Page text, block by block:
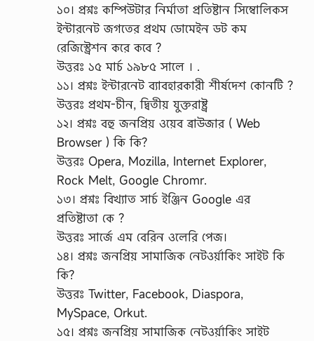
১০। প্রশ্নঃ কম্পিউটার নির্মাতা প্রতিষ্টান সিম্বোলিকস
ইন্টারনেট জগতের প্রথম ডোমেইন ডট কম
রেজিস্ট্রেশন করে কবে ?
উত্তরঃ ১৫ মার্চ ১৯৮৫ সালে । .
১১। প্রশ্নঃ ইন্টারনেট ব্যাবহারকারী শীর্ষদেশ কোনটি ?
উত্তরঃ প্রথম-চীন, দ্বিতীয় যুক্তরাষ্ট্র
১২। প্রশ্নঃ বহু জনপ্রিয় ওয়েব ব্রাউজার ( Web
Browser ) কি কি?
উত্তরঃ Opera, Mozilla, Internet Explorer,
Rock Melt, Google Chromr.
১৩। প্রশ্নঃ বিখ্যাত সার্চ ইঞ্জিন Google এর
প্রতিষ্টাতা কে ?
উত্তরঃ সার্জে এম বেরিন ওলেরি পেজ।
১৪। প্রশ্নঃ জনপ্রিয় সামাজিক নেটওর্য়াকিং সাইট কি
কি?
উত্তরঃ Twitter, Facebook, Diaspora,
MySpace, Orkut.
১৫। প্রশ্নঃ জনপ্রিয় সামাজিক নেটওর্য়াকিং সাইট